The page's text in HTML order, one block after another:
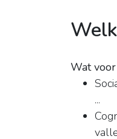
Wat voor
...